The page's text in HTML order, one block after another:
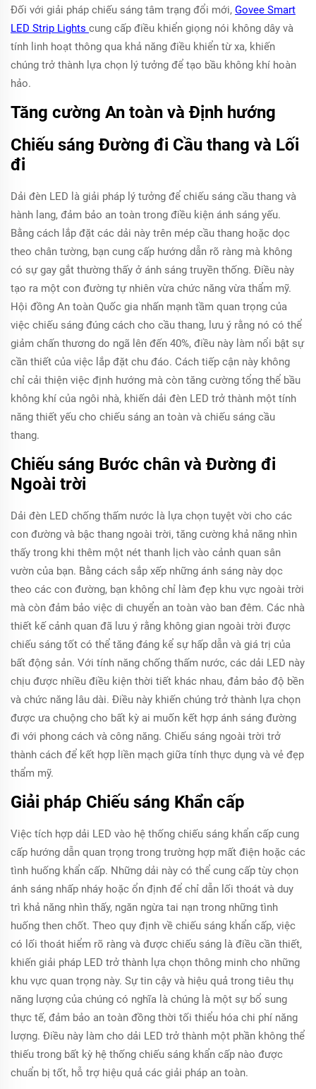
Đối với giải pháp chiếu sáng tâm trạng đổi mới, Govee Smart
LED Strip Lights cung cấp điều khiển giọng nói không dây và
tính linh hoạt thông qua khả năng điều khiển từ xa, khiến
chúng trở thành lựa chọn lý tưởng để tạo bầu không khí hoàn
hảo.
Tăng cường An toàn và Định hướng
Chiếu sáng Đường đi Cầu thang và Lối
đi
Dải đèn LED là giải pháp lý tưởng để chiếu sáng cầu thang và
hành lang, đảm bảo an toàn trong điều kiện ánh sáng yếu.
Bằng cách lắp đặt các dải này trên mép cầu thang hoặc dọc
theo chân tường, bạn cung cấp hướng dẫn rõ ràng mà không
có sự gay gắt thường thấy ở ánh sáng truyền thống. Điều này
tạo ra một con đường tự nhiên vừa chức năng vừa thẩm mỹ.
Hội đồng An toàn Quốc gia nhấn mạnh tầm quan trọng của
việc chiếu sáng đúng cách cho cầu thang, lưu ý rằng nó có thể
giảm chấn thương do ngã lên đến 40%, điều này làm nổi bật sự
cần thiết của việc lắp đặt chu đáo. Cách tiếp cận này không
chỉ cải thiện việc định hướng mà còn tăng cường tổng thể bầu
không khí của ngôi nhà, khiến dải đèn LED trở thành một tính
năng thiết yếu cho chiếu sáng an toàn và chiếu sáng cầu
thang.
Chiếu sáng Bước chân và Đường đi
Ngoài trời
Dải đèn LED chống thấm nước là lựa chọn tuyệt vời cho các
con đường và bậc thang ngoài trời, tăng cường khả năng nhìn
thấy trong khi thêm một nét thanh lịch vào cảnh quan sân
vườn của bạn. Bằng cách sắp xếp những ánh sáng này dọc
theo các con đường, bạn không chỉ làm đẹp khu vực ngoài trời
mà còn đảm bảo việc di chuyển an toàn vào ban đêm. Các nhà
thiết kế cảnh quan đã lưu ý rằng không gian ngoài trời được
chiếu sáng tốt có thể tăng đáng kể sự hấp dẫn và giá trị của
bất động sản. Với tính năng chống thấm nước, các dải LED này
chịu được nhiều điều kiện thời tiết khác nhau, đảm bảo độ bền
và chức năng lâu dài. Điều này khiến chúng trở thành lựa chọn
được ưa chuộng cho bất kỳ ai muốn kết hợp ánh sáng đường
đi với phong cách và công năng. Chiếu sáng ngoài trời trở
thành cách để kết hợp liền mạch giữa tính thực dụng và vẻ đẹp
thẩm mỹ.
Giải pháp Chiếu sáng Khẩn cấp
Việc tích hợp dải LED vào hệ thống chiếu sáng khẩn cấp cung
cấp hướng dẫn quan trọng trong trường hợp mất điện hoặc các
tình huống khẩn cấp. Những dải này có thể cung cấp tùy chọn
ánh sáng nhấp nháy hoặc ổn định để chỉ dẫn lối thoát và duy
trì khả năng nhìn thấy, ngăn ngừa tai nạn trong những tình
huống then chốt. Theo quy định về chiếu sáng khẩn cấp, việc
có lối thoát hiểm rõ ràng và được chiếu sáng là điều cần thiết,
khiến giải pháp LED trở thành lựa chọn thông minh cho những
khu vực quan trọng này. Sự tin cậy và hiệu quả trong tiêu thụ
năng lượng của chúng có nghĩa là chúng là một sự bổ sung
thực tế, đảm bảo an toàn đồng thời tối thiểu hóa chi phí năng
lượng. Điều này làm cho dải LED trở thành một phần không thể
thiếu trong bất kỳ hệ thống chiếu sáng khẩn cấp nào được
chuẩn bị tốt, hỗ trợ hiệu quả các giải pháp an toàn.